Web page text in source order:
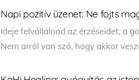
Napi pozitív üzenet: Ne fojts
Ideje felvállalnod az érzéseidet, a
Nem arról van szó, hogy akkor